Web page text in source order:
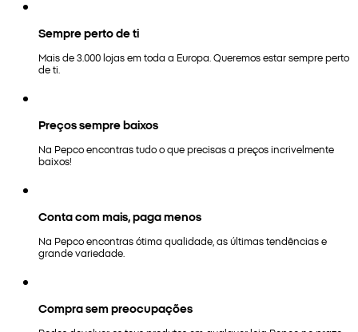
Sempre perto de ti
Mais de 3.000 lojas em toda a Europa. Queremos estar sempre perto
de ti.
Preços sempre baixos
Na Pepco encontras tudo o que precisas a preços incrivelmente
baixos!
Conta com mais, paga menos
Na Pepco encontras ótima qualidade, as últimas tendências e
grande variedade.
Compra sem preocupações